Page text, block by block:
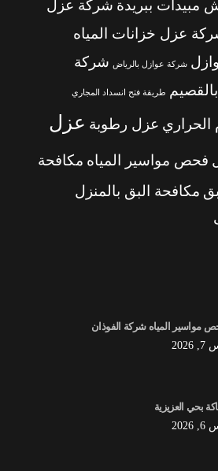
مبيدات ببريدة شركة عزل
عزل خزانات المياه
شركة عوازل بالرياض شركة
طريقة فتح انسداد المجاري
الحراري عزل رطوبة عزل
فحص مواسير المياه مكافحة
مكافحة البق بالمنزل
مواسير المياه شركة الفوذان
بحي العزيزية